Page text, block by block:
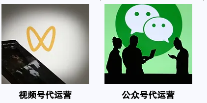
​视频号代运营 公众号代运营